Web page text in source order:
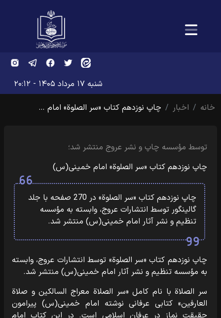
شنبه ۱۷ مرداد ۱۴۰۵ - ۲۰:۱۲
خانه
اخبار چاپ نوزدهم کتاب «سر الصلوة» امام …
توسط مؤسسه چاپ و نشر عروج منتشر شد؛
چاپ نوزدهم کتاب «سر الصلوة» امام خمینی(س)
چاپ نوزدهم کتاب «سر الصلوة» در 270 صفحه با جلد
گالینگور توسط انتشارات عروج، وابسته به مؤسسه
تنظیم و نشر آثار امام خمینی(س) منتشر شد.
چاپ نوزدهم کتاب «سر الصلوة» توسط انتشارات عروج، وابسته
به مؤسسه تنظیم و نشر آثار امام خمینی(س) منتشر شد.
سر الصلاة با نام کامل «سر الصلاة معراج السالکین و صلاة
العارفین» کتابی عرفانی نوشته امام خمینی(س) پیرامون
حقیقت نماز در عرفان اسلامی است. در این کتاب امام